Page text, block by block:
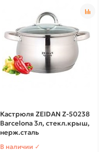
Кастрюля ZEIDAN Z-50238
Barcelona 3л, стекл.крыш,
нерж.сталь
В наличии ✓